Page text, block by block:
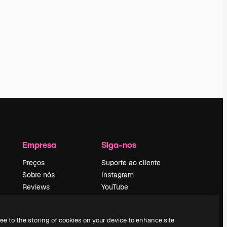
Empresa
Preços
Sobre nós
Reviews
pesquisa
Siga-nos
Suporte ao cliente
Instagram
YouTube
Discord
to the storing of cookies on your device to enhance site